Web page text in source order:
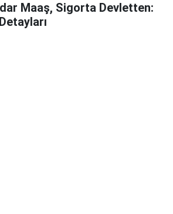
Maaş, Sigorta Devletten: